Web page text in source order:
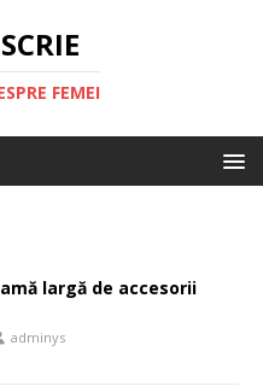
FEMEI
largă de accesorii
adminys